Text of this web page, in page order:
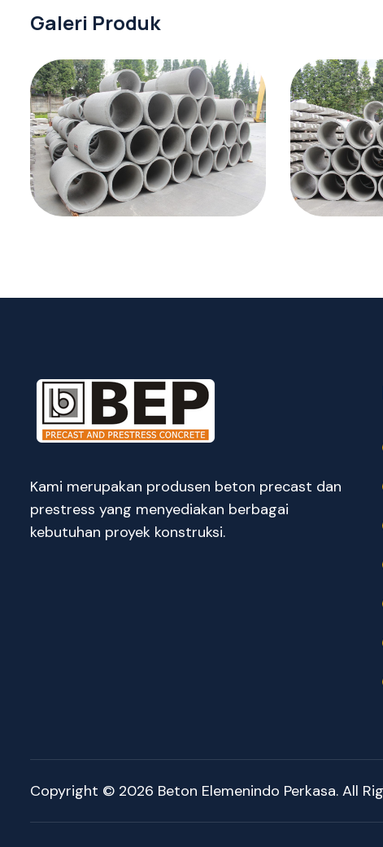
Galeri Produk
Kami merupakan produsen beton precast dan
prestress yang menyediakan berbagai
kebutuhan proyek konstruksi.
Copyright © 2026 Beton Elemenindo Perkasa. All